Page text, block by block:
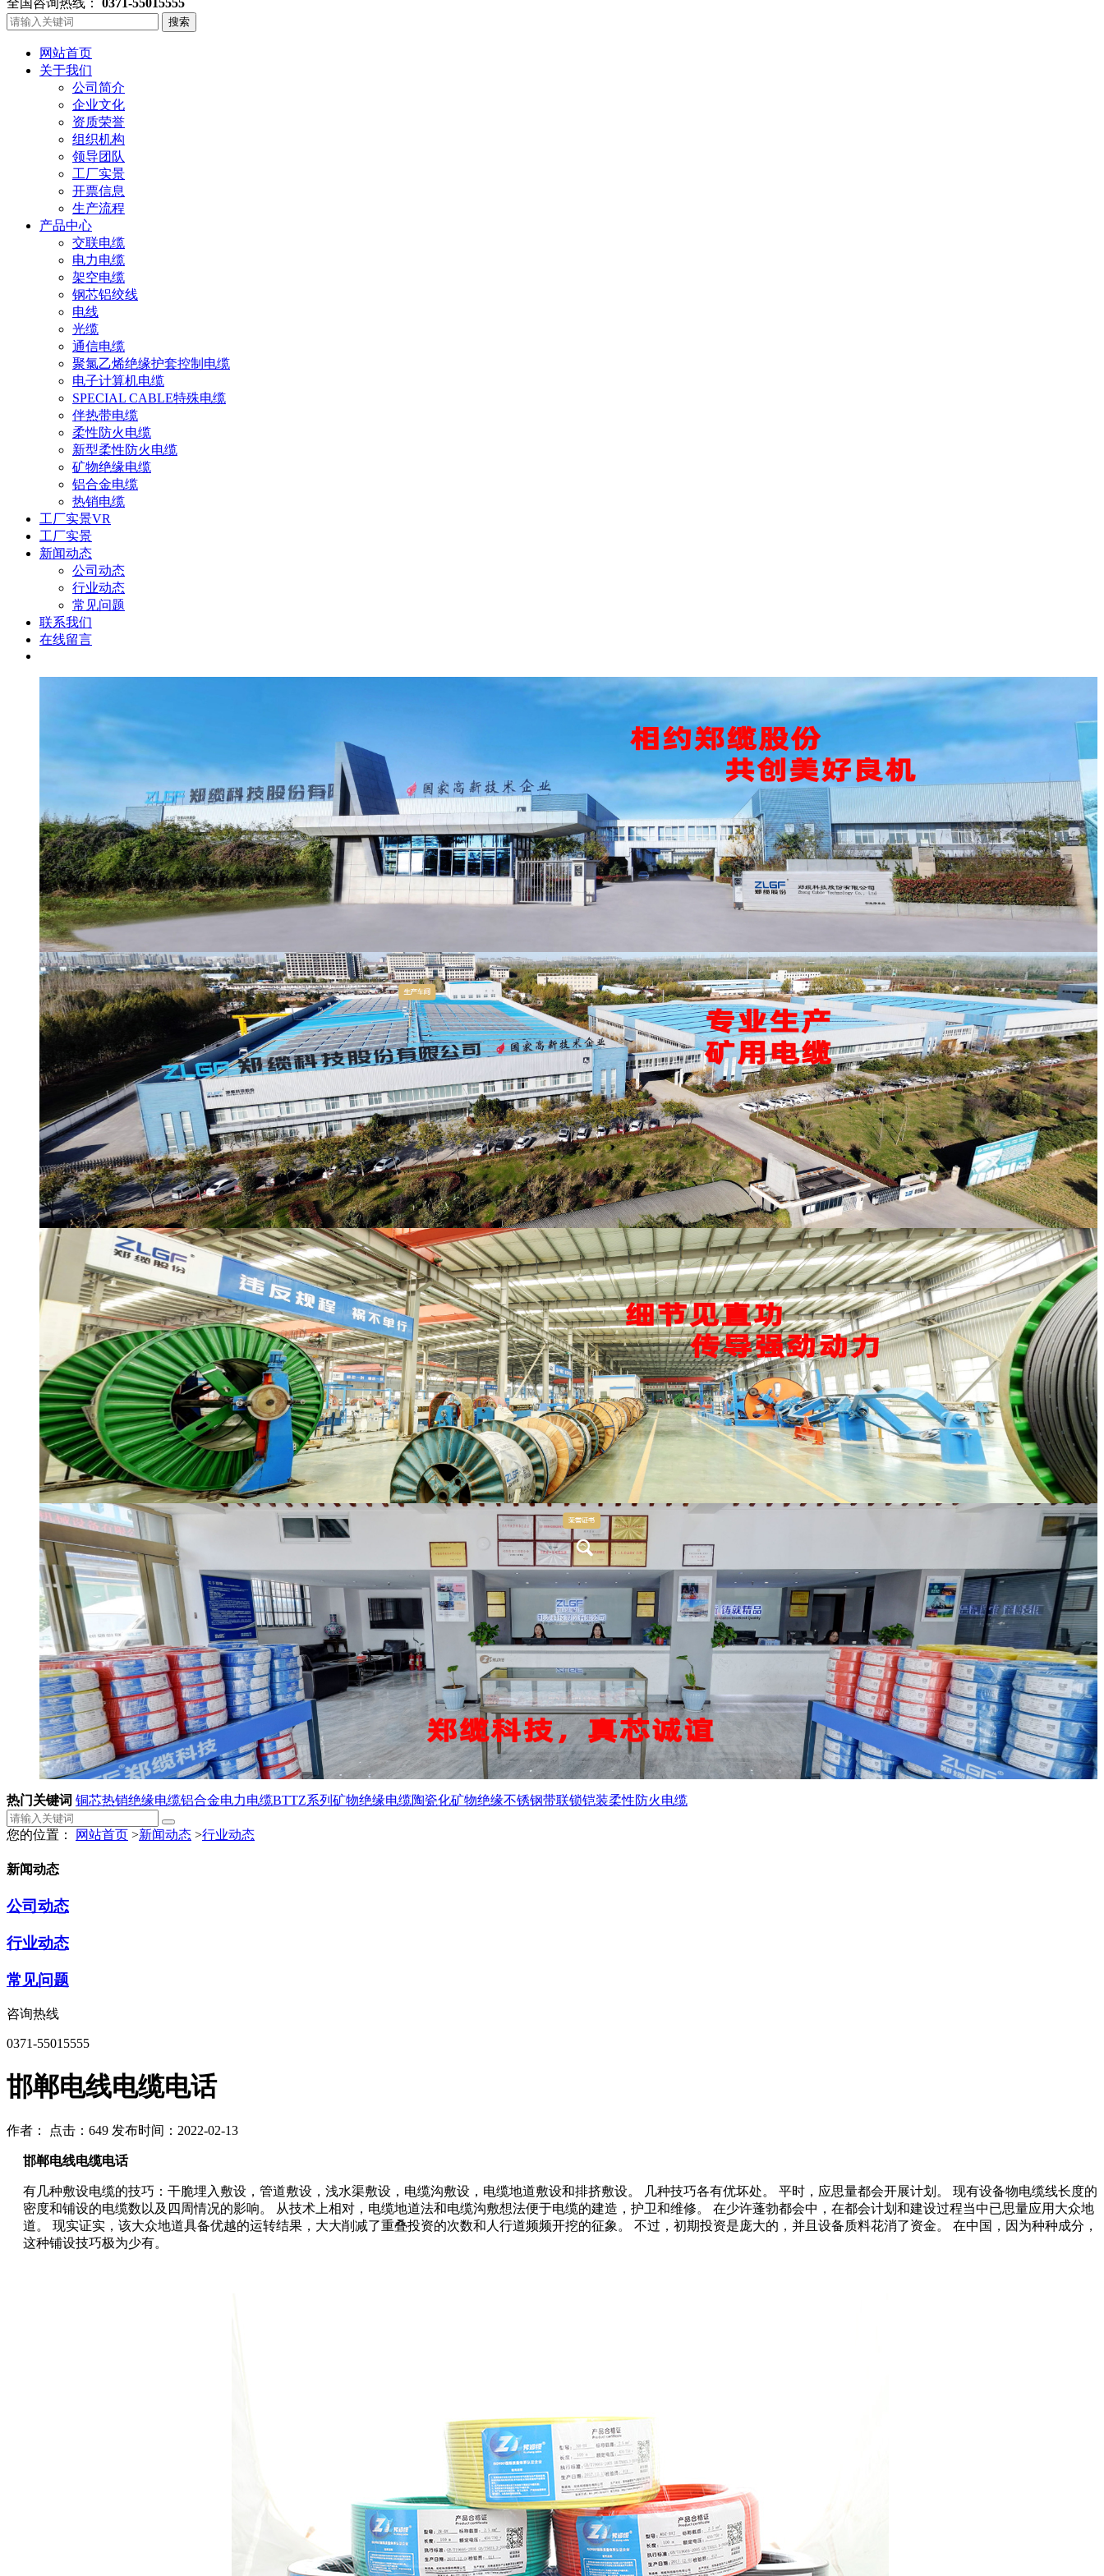
全国咨询热线： 0371-55015555
搜索
网站首页
关于我们
公司简介
企业文化
资质荣誉
组织机构
领导团队
工厂实景
开票信息
生产流程
产品中心
交联电缆
电力电缆
架空电缆
钢芯铝绞线
电线
光缆
通信电缆
聚氯乙烯绝缘护套控制电缆
电子计算机电缆
SPECIAL CABLE特殊电缆
伴热带电缆
柔性防火电缆
新型柔性防火电缆
矿物绝缘电缆
铝合金电缆
热销电缆
工厂实景VR
工厂实景
新闻动态
公司动态
行业动态
常见问题
联系我们
在线留言
热门关键词 铜芯热销绝缘电缆铝合金电力电缆BTTZ系列矿物绝缘电缆陶瓷化矿物绝缘不锈钢带联锁铠装柔性防火电缆
您的位置： 网站首页 >新闻动态 >行业动态
新闻动态
公司动态
行业动态
常见问题
咨询热线
0371-55015555
邯郸电线电缆电话
作者： 点击：649 发布时间：2022-02-13
邯郸电线电缆电话
有几种敷设电缆的技巧：干脆埋入敷设，管道敷设，浅水渠敷设，电缆沟敷设，电缆地道敷设和排挤敷设。 几种技巧各有优坏处。 平时，应思量都会开展计划。 现有设备物电缆线长度的
密度和铺设的电缆数以及四周情况的影响。 从技术上相对，电缆地道法和电缆沟敷想法便于电缆的建造，护卫和维修。 在少许蓬勃都会中，在都会计划和建设过程当中已思量应用大众地
道。 现实证实，该大众地道具备优越的运转结果，大大削减了重叠投资的次数和人行道频频开挖的征象。 不过，初期投资是庞大的，并且设备质料花消了资金。 在中国，因为种种成分，
这种铺设技巧极为少有。